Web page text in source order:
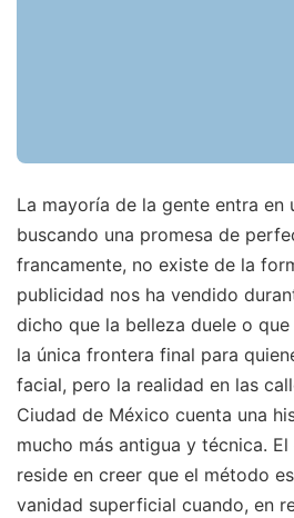
La mayoría de la gente entra en
buscando una promesa de
francamente, no existe de la
publicidad nos ha vendido
dicho que la belleza duele o
la única frontera final para
facial, pero la realidad en las
Ciudad de México cuenta una
mucho más antigua y técnica.
reside en creer que el método
vanidad superficial cuando, en